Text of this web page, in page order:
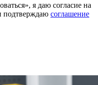
я даю согласие на
подтверждаю соглашение